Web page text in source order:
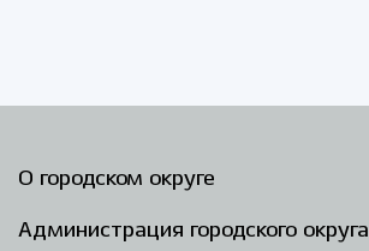
О городском округе
Администрация городского округа